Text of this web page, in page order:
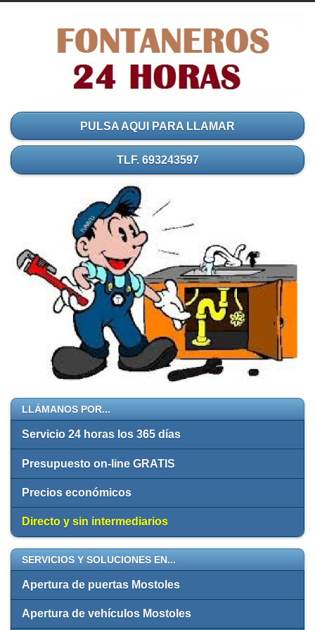
PULSA AQUI PARA LLAMAR
TLF. 693243597
LLÁMANOS POR...
Servicio 24 horas los 365 días
Presupuesto on-line GRATIS
Precios económicos
Directo y sin intermediarios
SERVICIOS Y SOLUCIONES EN...
Apertura de puertas Mostoles
Apertura de vehículos Mostoles